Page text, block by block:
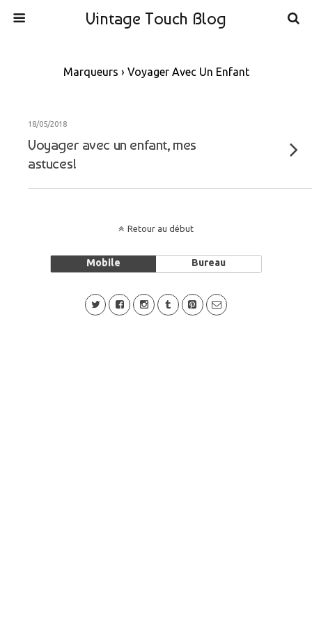
Vintage Touch Blog
Marqueurs › Voyager Avec Un Enfant
18/05/2018
Voyager avec un enfant, mes
astuces!
Retour au début
Mobile Bureau